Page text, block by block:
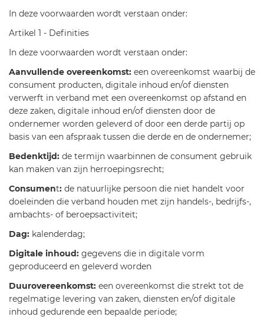
In deze voorwaarden wordt verstaan onder:
Artikel 1 - Definities
In deze voorwaarden wordt verstaan onder:
Aanvullende overeenkomst: een overeenkomst waarbij de
consument producten, digitale inhoud en/of diensten
verwerft in verband met een overeenkomst op afstand en
deze zaken, digitale inhoud en/of diensten door de
ondernemer worden geleverd of door een derde partij op
basis van een afspraak tussen die derde en de ondernemer;
Bedenktijd: de termijn waarbinnen de consument gebruik
kan maken van zijn herroepingsrecht;
Consument: de natuurlijke persoon die niet handelt voor
doeleinden die verband houden met zijn handels-, bedrijfs-,
ambachts- of beroepsactiviteit;
Dag: kalenderdag;
Digitale inhoud: gegevens die in digitale vorm
geproduceerd en geleverd worden
Duurovereenkomst: een overeenkomst die strekt tot de
regelmatige levering van zaken, diensten en/of digitale
inhoud gedurende een bepaalde periode;